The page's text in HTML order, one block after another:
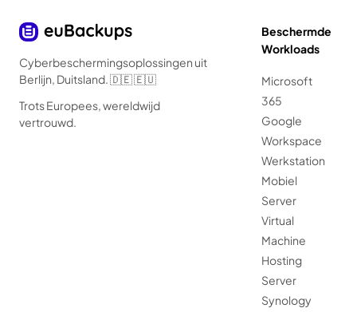
Cyberbeschermingsoplossingen uit
Berlijn, Duitsland. 🇩🇪 🇪🇺
Trots Europees, wereldwijd
vertrouwd.
Beschermde
Workloads
Microsoft
365
Google
Workspace
Werkstation
Mobiel
Server
Virtual
Machine
Hosting
Server
Synology